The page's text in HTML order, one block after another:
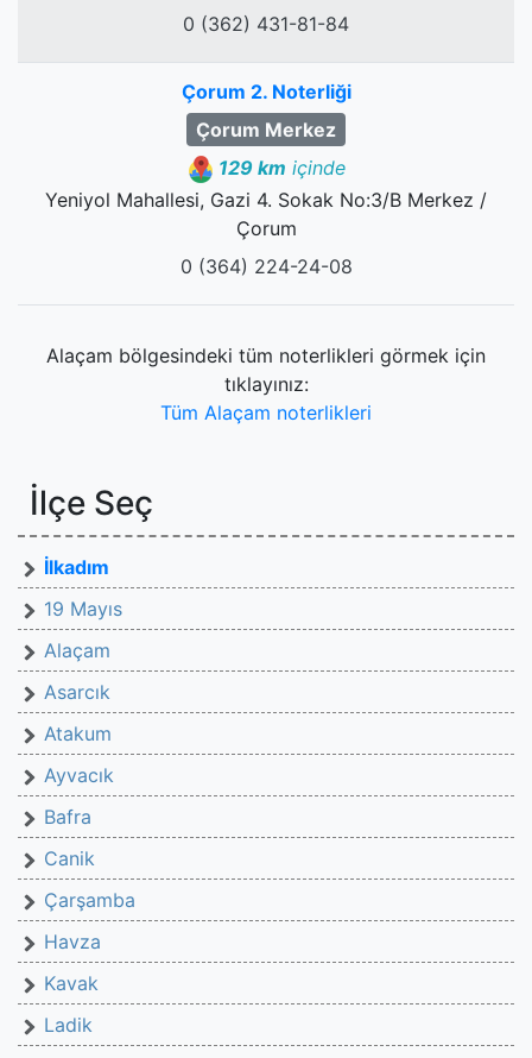
0 (362) 431-81-84
Çorum 2. Noterliği
Çorum Merkez
129 km içinde
Yeniyol Mahallesi, Gazi 4. Sokak No:3/B Merkez /
Çorum
0 (364) 224-24-08
Alaçam bölgesindeki tüm noterlikleri görmek için
tıklayınız:
Tüm Alaçam noterlikleri
İlçe Seç
İlkadım
19 Mayıs
Alaçam
Asarcık
Atakum
Ayvacık
Bafra
Canik
Çarşamba
Havza
Kavak
Ladik